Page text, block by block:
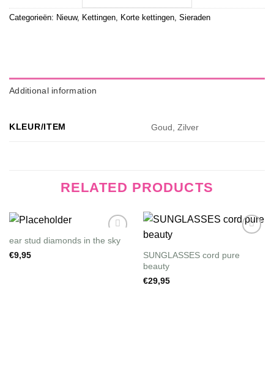
Categorieën: Nieuw, Kettingen, Korte kettingen, Sieraden
Additional information
KLEUR/ITEM Goud, Zilver
RELATED PRODUCTS
Wishlist
ear stud diamonds in the sky
€9,95
SUNGLASSES cord pure
beauty
€29,95